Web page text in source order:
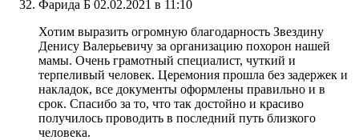
Фарида Б 02.02.2021 в 11:10
Хотим выразить огромную благодарность Звездину
Денису Валерьевичу за организацию похорон нашей
мамы. Очень грамотный специалист, чуткий и
терпеливый человек. Церемония прошла без задержек и
накладок, все документы оформлены правильно и в
срок. Спасибо за то, что так достойно и красиво
получилось проводить в последний путь близкого
человека.